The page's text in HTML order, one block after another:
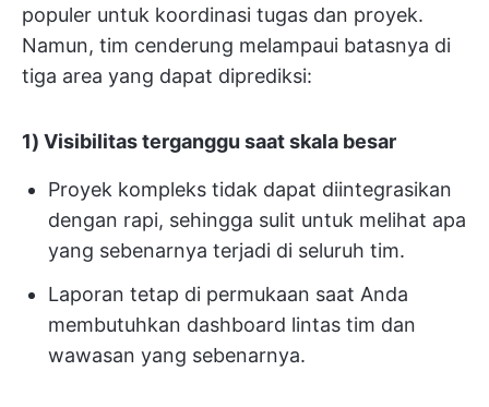
populer untuk koordinasi tugas dan proyek.
Namun, tim cenderung melampaui batasnya di
tiga area yang dapat diprediksi:
1) Visibilitas terganggu saat skala besar
Proyek kompleks tidak dapat diintegrasikan
dengan rapi, sehingga sulit untuk melihat apa
yang sebenarnya terjadi di seluruh tim.
Laporan tetap di permukaan saat Anda
membutuhkan dashboard lintas tim dan
wawasan yang sebenarnya.